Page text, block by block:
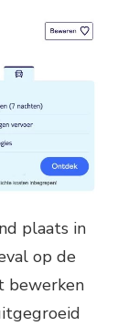
plaats in
op de
bewerken